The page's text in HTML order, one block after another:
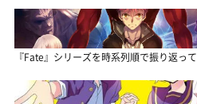
『Fate』シリーズを時系列順で振り返っ